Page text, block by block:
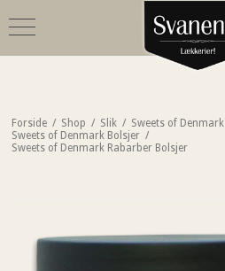
Forside / Shop / Slik / Sweets of Denmark
Sweets of Denmark Bolsjer /
Sweets of Denmark Rabarber Bolsjer